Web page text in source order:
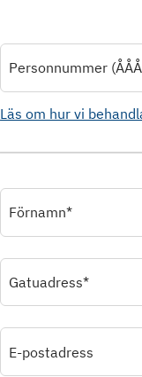
Personnummer
Läs om hur vi
Förnamn*
Gatuadress*
E-postadress